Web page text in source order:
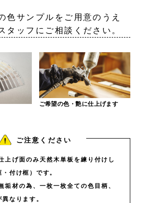
サンプルをご用意のうえ
タッフにご相談ください。
ご希望の色・艶に仕上げます
ご注意ください
上げ面のみ天然木単板を練り付けし
付け框）です。
垢材の為、一枚一枚全ての色目柄、
なります。